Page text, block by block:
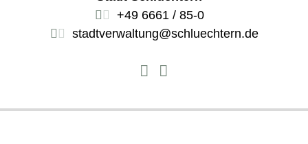
+49 6661 / 85-0
stadtverwaltung@schluechtern.de